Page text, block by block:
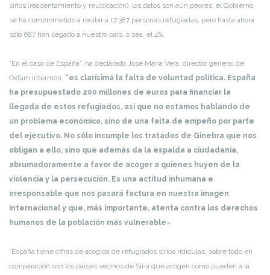
sirios (reasentamiento y reubicación), los datos son aún peores: el Gobierno
se ha comprometido a recibir a 17.387 personas refugiadas, pero hasta ahora
sólo 687 han llegado a nuestro país, o sea, el 4%.
“En el caso de España”, ha declarado José María Vera, director general de
Oxfam Intermón, “es clarísima la falta de voluntad política. España
ha presupuestado 200 millones de euros para financiar la
llegada de estos refugiados, así que no estamos hablando de
un problema económico, sino de una falta de empeño por parte
del ejecutivo. No sólo incumple los tratados de Ginebra que nos
obligan a ello, sino que además da la espalda a ciudadanía,
abrumadoramente a favor de acoger a quienes huyen de la
violencia y la persecución. Es una actitud inhumana e
irresponsable que nos pasará factura en nuestra imagen
internacional y que, más importante, atenta contra los derechos
humanos de la población más vulnerable»
“España tiene cifras de acogida de refugiados sirios ridículas, sobre todo en
comparación con los países vecinos de Siria que acogen como pueden a la